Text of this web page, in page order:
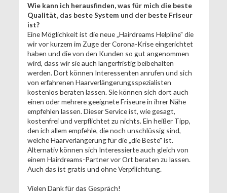
Wie kann ich herausfinden, was für mich die beste
Qualität, das beste System und der beste Friseur
ist?
Eine Möglichkeit ist die neue „Hairdreams Helpline" die
wir vor kurzem im Zuge der Corona-Krise eingerichtet
haben und die von den Kunden so gut angenommen
wird, dass wir sie auch längerfristig beibehalten
werden. Dort können Interessenten anrufen und sich
von erfahrenen Haarverlängerungsspezialisten
kostenlos beraten lassen. Sie können sich dort auch
einen oder mehrere geeignete Friseure in ihrer Nähe
empfehlen lassen. Dieser Service ist, wie gesagt,
kostenfrei und verpflichtet zu nichts. Ein heißer Tipp,
den ich allem empfehle, die noch unschlüssig sind,
welche Haarverlängerung für die „die Beste" ist.
Alternativ können sich Interessierte auch gleich von
einem Hairdreams-Partner vor Ort beraten zu lassen.
Auch das ist gratis und ohne Verpflichtung.
Vielen Dank für das Gespräch!